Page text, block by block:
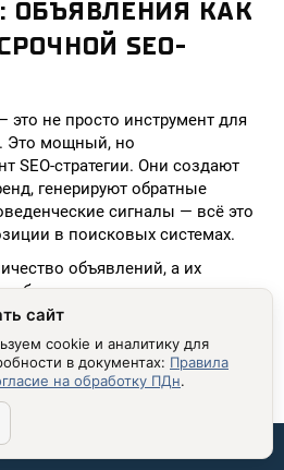
ОБЪЯВЛЕНИЯ КАК
SEO-
это не просто инструмент для
Это мощный, но
SEO-стратегии. Они создают
генерируют обратные
сигналы — всё это
в поисковых системах.
объявлений, а их
объявление на авторитетном
пользы, чем десятки
не просто рекламировать —
который решает
Делайте это
результаты.
объявления не как
контента и доверия
сайт
cookie и аналитику для
в документах: Правила
на обработку ПДн.